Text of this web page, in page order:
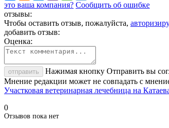
это ваша компания? Сообщить об ошибке
отзывы:
Чтобы оставить отзыв, пожалуйста,
добавить отзыв:
Оценка:
отправить Нажимая кнопку Отправить вы
Мнение редакции может не совпадать с
Участковая ветеринарная лечебница на
0
Отзывов пока нет